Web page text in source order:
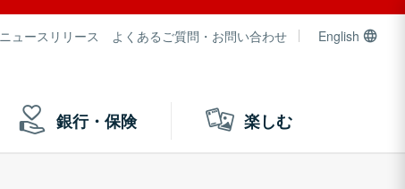
ニュースリリース よくあるご質問・お問い合わせ English
銀行・保険 楽しむ